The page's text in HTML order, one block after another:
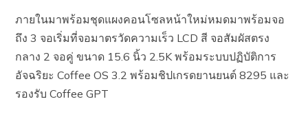
ภายในมาพร้อมชุดแผงคอนโซลหน้าใหม่หมดมาพร้อมจอ
ถึง 3 จอเริ่มที่จอมาตรวัดความเร็ว LCD สี จอสัมผัสตรง
กลาง 2 จอคู่ ขนาด 15.6 นิ้ว 2.5K พร้อมระบบปฏิบัติการ
อัจฉริยะ Coffee OS 3.2 พร้อมชิปเกรดยานยนต์ 8295 และ
รองรับ Coffee GPT